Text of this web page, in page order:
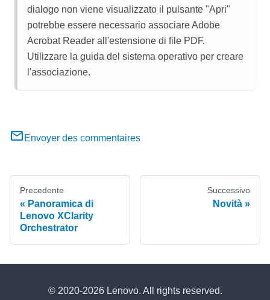
dialogo non viene visualizzato il pulsante "Apri"
potrebbe essere necessario associare Adobe
Acrobat Reader all'estensione di file PDF.
Utilizzare la guida del sistema operativo per creare
l'associazione.
Envoyer des commentaires
Precedente
Panoramica di
Lenovo XClarity
Orchestrator
Successivo
Novità
© 2020-2026 Lenovo. All rights reserved.